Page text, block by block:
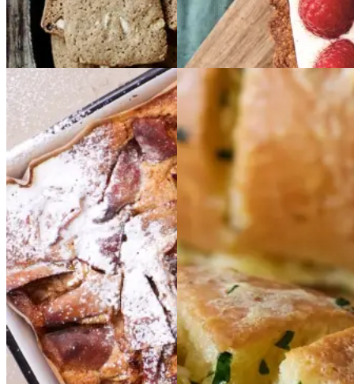
Dessert
Glutenfri
ÆblekageÆblekage
Gem opskrift
Dessert
Dansk mad
Koreanske
Koreansk
hvidløgsboller
gsboller
Gem opskrift